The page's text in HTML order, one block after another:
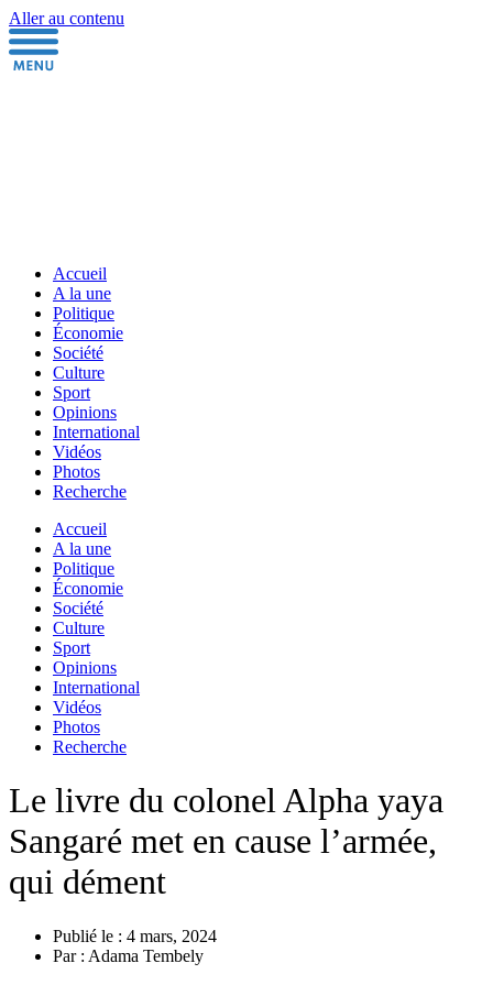
Aller au contenu
Accueil
A la une
Politique
Économie
Société
Culture
Sport
Opinions
International
Vidéos
Photos
Recherche
Accueil
A la une
Politique
Économie
Société
Culture
Sport
Opinions
International
Vidéos
Photos
Recherche
Le livre du colonel Alpha yaya
Sangaré met en cause l’armée,
qui dément
Publié le : 4 mars, 2024
Par : Adama Tembely